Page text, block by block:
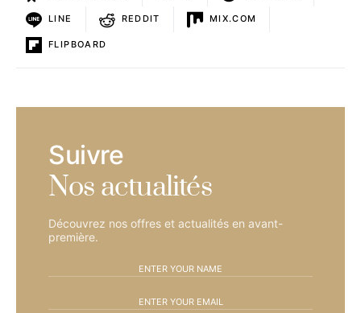
LINE REDDIT MIX.COM
FLIPBOARD
Suivre
Nos actualités
Découvrez nos offres et actualités en avant-
première.